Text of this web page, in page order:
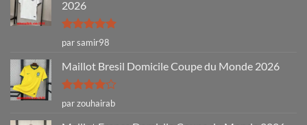
2026
Note5sur
5
par samir98
Maillot Bresil Domicile Coupe du Monde 2026
Note4
sur 5
par zouhairab